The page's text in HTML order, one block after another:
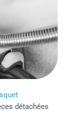
détachées